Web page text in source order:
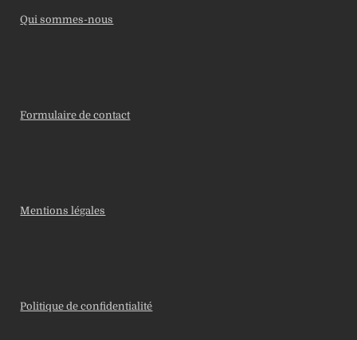
Qui sommes-nous
Formulaire de contact
Mentions légales
Politique de confidentialité